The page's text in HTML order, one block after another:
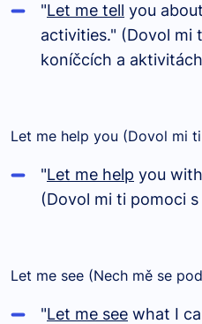
"Let me tell you
activities." (Dovol mi
koníčcích a
Let me help you (Dovol mi
"Let me help you
(Dovol mi ti pomoci
Let me see (Nech mě se
"Let me see what I